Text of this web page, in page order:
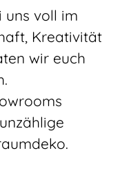
uns voll im
Kreativität
wir euch